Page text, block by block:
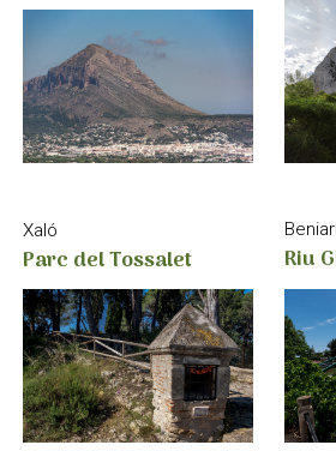
Xaló
Parc del Tossalet Riu